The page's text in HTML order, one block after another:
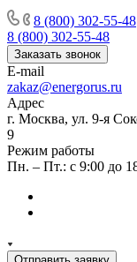
8 (800) 302-55-48
8 (800) 302-55-48
Заказать звонок
E-mail
zakaz@energorus.ru
Адрес
г. Москва, ул. 9-я
9
Режим работы
Пн. – Пт.: с 9:00 до